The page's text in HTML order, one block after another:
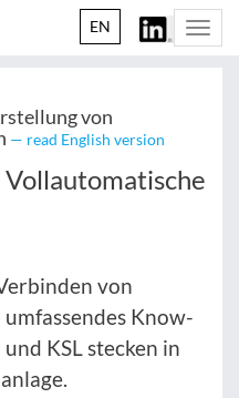
EN
von
— read English version
von
Know-
KSL stecken in